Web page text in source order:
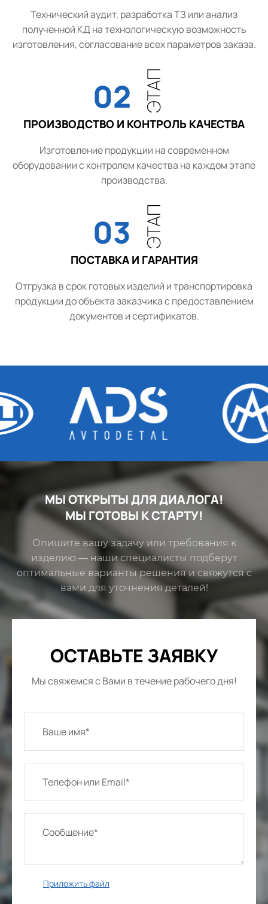
Технический аудит, разработка ТЗ или анализ
полученной КД на технологическую возможность
изготовления, согласование всех параметров заказа.
02 ЭТАП
ПРОИЗВОДСТВО И КОНТРОЛЬ КАЧЕСТВА
Изготовление продукции на современном
оборудовании с контролем качества на каждом этапе
производства.
03 ЭТАП
ПОСТАВКА И ГАРАНТИЯ
Отгрузка в срок готовых изделий и транспортировка
продукции до объекта заказчика с предоставлением
документов и сертификатов.
ОСТАВЬТЕ ЗАЯВКУ
Мы свяжемся с Вами в течение рабочего дня!
Приложить файл
МЫ ОТКРЫТЫ ДЛЯ ДИАЛОГА!
МЫ ГОТОВЫ К СТАРТУ!
Опишите вашу задачу или требования к
изделию — наши специалисты подберут
оптимальные варианты решения и свяжутся с
вами для уточнения деталей!